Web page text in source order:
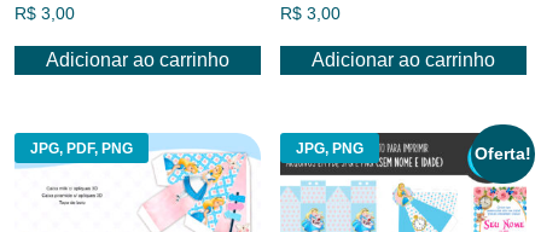
R$ 3,00
Adicionar ao carrinho
R$ 3,00
Adicionar ao carrinho
JPG, PDF, PNG JPG, PNG Oferta!